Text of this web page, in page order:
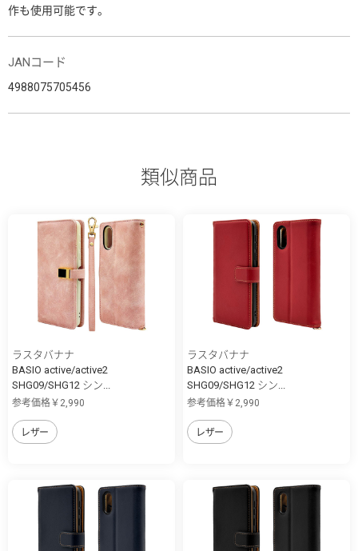
作も使用可能です。
JANコード
4988075705456
類似商品
ラスタバナナ
BASIO active/active2
SHG09/SHG12 シン...
参考価格￥2,990
レザー
ラスタバナナ
BASIO active/active2
SHG09/SHG12 シン...
参考価格￥2,990
レザー